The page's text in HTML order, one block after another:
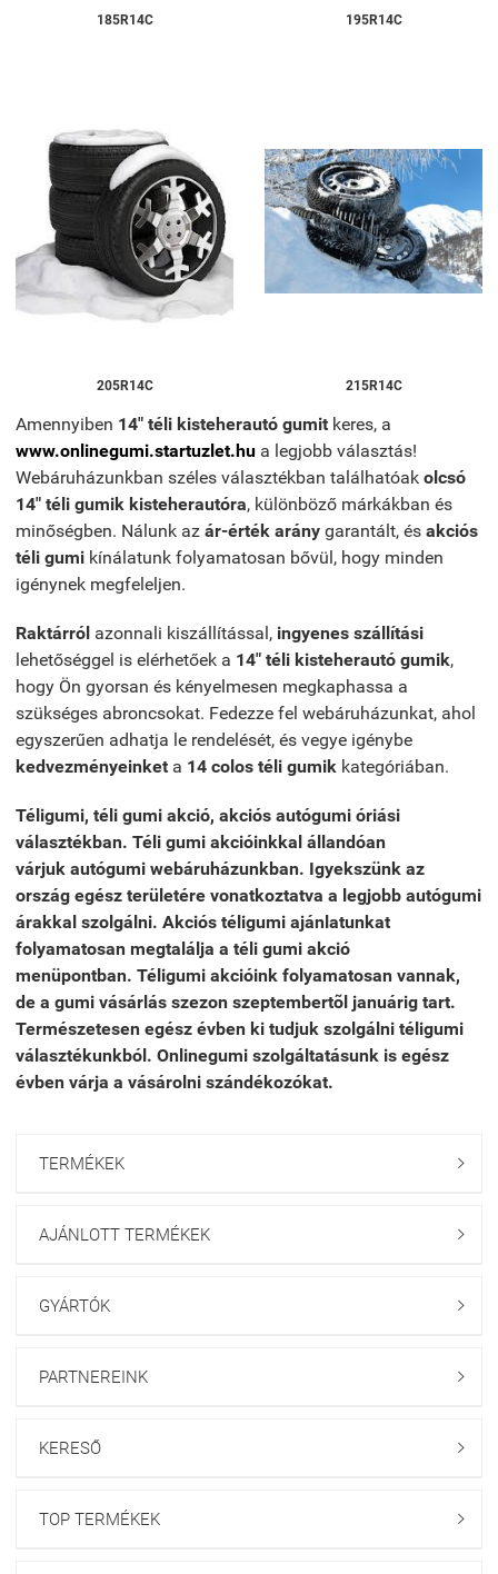
185R14C 195R14C
205R14C 215R14C
Amennyiben 14" téli kisteherautó gumit keres, a
www.onlinegumi.startuzlet.hu a legjobb választás!
Webáruházunkban széles választékban találhatóak olcsó
14" téli gumik kisteherautóra, különböző márkákban és
minőségben. Nálunk az ár-érték arány garantált, és akciós
téli gumi kínálatunk folyamatosan bővül, hogy minden
igénynek megfeleljen.
Raktárról azonnali kiszállítással, ingyenes szállítási
lehetőséggel is elérhetőek a 14" téli kisteherautó gumik,
hogy Ön gyorsan és kényelmesen megkaphassa a
szükséges abroncsokat. Fedezze fel webáruházunkat, ahol
egyszerűen adhatja le rendelését, és vegye igénybe
kedvezményeinket a 14 colos téli gumik kategóriában.
Téligumi, téli gumi akció, akciós autógumi óriási
választékban. Téli gumi akcióinkkal állandóan
várjuk autógumi webáruházunkban. Igyekszünk az
ország egész területére vonatkoztatva a legjobb autógumi
árakkal szolgálni. Akciós téligumi ajánlatunkat
folyamatosan megtalálja a téli gumi akció
menüpontban. Téligumi akcióink folyamatosan vannak,
de a gumi vásárlás szezon szeptembertõl januárig tart.
Természetesen egész évben ki tudjuk szolgálni téligumi
választékunkból. Onlinegumi szolgáltatásunk is egész
évben várja a vásárolni szándékozókat.
TERMÉKEK 
AJÁNLOTT TERMÉKEK 
GYÁRTÓK 
PARTNEREINK 
KERESŐ 
TOP TERMÉKEK 